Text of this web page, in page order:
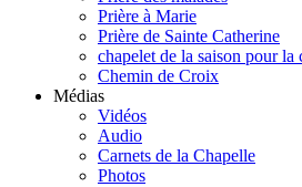
Prière à Marie
Prière de Sainte Catherine
chapelet de la saison pour la
Chemin de Croix
Médias
Vidéos
Audio
Carnets de la Chapelle
Photos